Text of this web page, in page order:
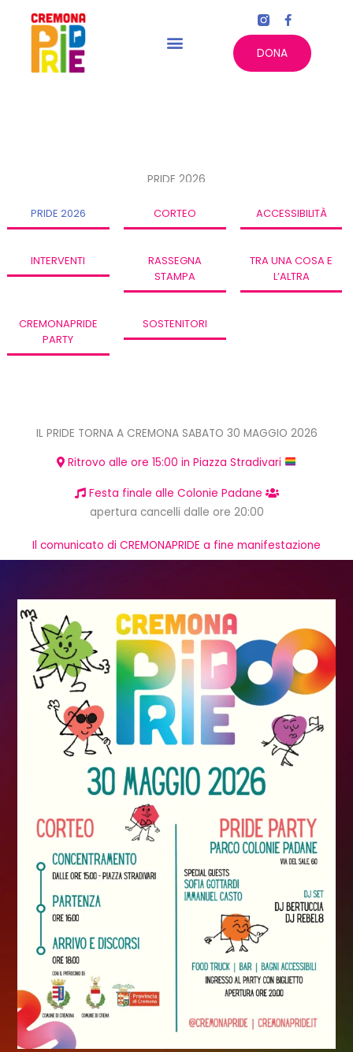
contenuto
F
a
c
e
b
o
DONA
PRIDE 2026
PRIDE 2026 CORTEO ACCESSIBILITÀ
INTERVENTI
RASSEGNA
STAMPA
TRA UNA COSA E
L’ALTRA
CREMONAPRIDE
PARTY
SOSTENITORI
IL PRIDE TORNA A CREMONA SABATO 30 MAGGIO 2026
Ritrovo alle ore 15:00 in Piazza Stradivari
Festa finale alle Colonie Padane
apertura cancelli dalle ore 20:00
Il comunicato di CREMONAPRIDE a fine manifestazione